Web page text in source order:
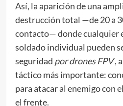
Así, la aparición de una
destrucción total —de 20 a
contacto— donde cualquier
soldado individual pueden
seguridad por drones FPV,
táctico más importante:
para atacar al enemigo con
el frente.